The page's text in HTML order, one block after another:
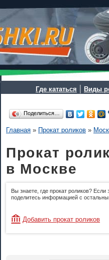
Где кататься | Виды
Поделиться…
Главная » Прокат роликов »
Прокат
в Москве
Вы знаете, где прокат роликов? Если
поделитесь информацией с
Добавить прокат роликов